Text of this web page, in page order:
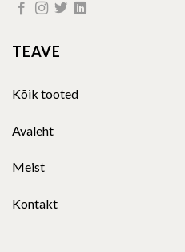
TEAVE
Kõik tooted
Avaleht
Meist
Kontakt